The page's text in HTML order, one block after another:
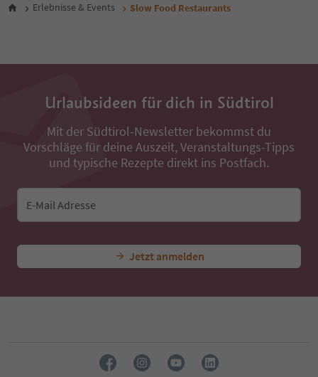
Erlebnisse & Events Slow Food Restaurants
Urlaubsideen für dich in Südtirol
Mit der Südtirol-Newsletter bekommst du
Vorschläge für deine Auszeit, Veranstaltungs-Tipps
und typische Rezepte direkt ins Postfach.
E-Mail Adresse
Jetzt anmelden